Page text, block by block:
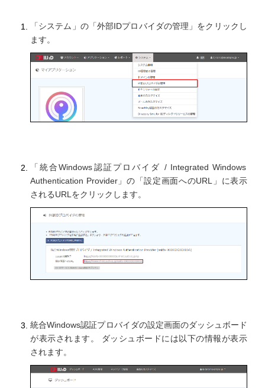
「システム」の「外部IDプロバイダの管理」をクリックし
ます。
「統合Windows認証プロバイダ / Integrated Windows
Authentication Provider」の「設定画面へのURL」に表示
されるURLをクリックします。
統合Windows認証プロバイダの設定画面のダッシュボード
が表示されます。 ダッシュボードには以下の情報が表示
されます。